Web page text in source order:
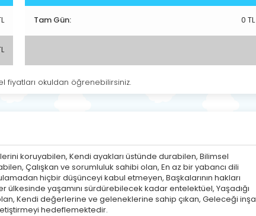
Tam Gün: 0 TL
fiyatları okuldan öğrenebilirsiniz.
koruyabilen, Kendi ayakları üstünde durabilen, Bilimsel
Çalışkan ve sorumluluk sahibi olan, En az bir yabancı dili
hiçbir düşünceyi kabul etmeyen, Başkalarının hakları
ülkesinde yaşamını sürdürebilecek kadar entelektüel, Yaşadığı
Kendi değerlerine ve geleneklerine sahip çıkan, Geleceği inşa
hedeflemektedir.